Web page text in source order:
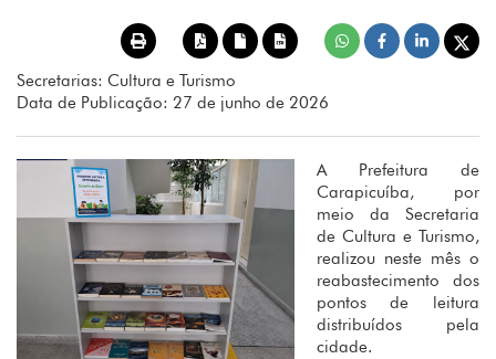
Secretarias: Cultura e Turismo
Data de Publicação: 27 de junho de 2026
A Prefeitura de
Carapicuíba, por
meio da Secretaria
de Cultura e Turismo,
realizou neste mês o
reabastecimento dos
pontos de leitura
distribuídos pela
cidade.